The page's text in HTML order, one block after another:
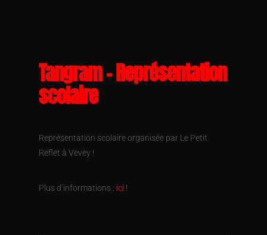
Tangram – Représentation
scolaire
Représentation scolaire organisée par Le Petit
Reflet à Vevey !
Plus d’informations : ici !